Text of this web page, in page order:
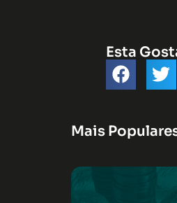
Esta
Mais